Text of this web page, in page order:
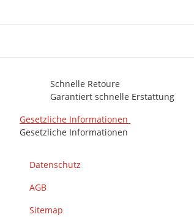
Schnelle Retoure
Garantiert schnelle Erstattung
Gesetzliche Informationen
Gesetzliche Informationen
Datenschutz
AGB
Sitemap